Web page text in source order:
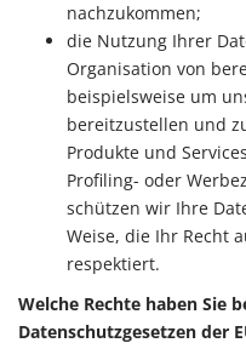
nachzukommen;
die Nutzung Ihrer
Organisation von
beispielsweise um
bereitzustellen und
Produkte und
Profiling- oder
schützen wir Ihre
Weise, die Ihr Recht
respektiert.
Welche Rechte haben Sie
Datenschutzgesetzen der